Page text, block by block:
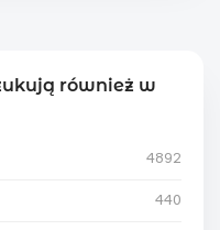
również w
4892
440